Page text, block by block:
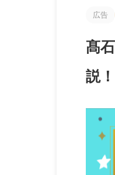
広告
髙
説！